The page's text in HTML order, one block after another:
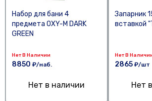
Набор для бани 4
предмета OXY-M DARK
GREEN
Нет В Наличии
8850 ₽/наб.
Нет в наличии
Запарник
вставкой
Нет В
2865 ₽/шт
Нет